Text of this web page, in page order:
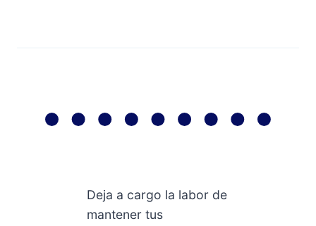
Deja a cargo la labor de
mantener tus